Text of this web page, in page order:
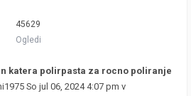
45629
Ogledi
katera polirpasta za rocno poliranje
So jul 06, 2024 4:07 pm v